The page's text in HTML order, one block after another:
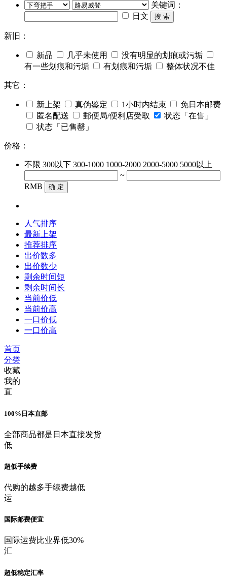
关键词：
日文
搜 索
新旧：
新品 几乎未使用
没有明显的划痕或污垢
有一些划痕和污垢
有划痕和污垢 整体状况不佳
其它：
新上架 真伪鉴定 1小时内结束
免日本邮费
匿名配送
郵便局/便利店受取
状态「在售」
状态「已售罄」
价格：
不限 300以下 300-1000 1000-2000 2000-5000 5000以上
~
RMB
确 定
人气排序
最新上架
推荐排序
出价数多
出价数少
剩余时间短
剩余时间长
当前价低
当前价高
一口价低
一口价高
首页
分类
收藏
我的
直
100%日本直邮
全部商品都是日本直接发货
低
超低手续费
代购的越多手续费越低
运
国际邮费便宜
国际运费比业界低30%
汇
超低稳定汇率